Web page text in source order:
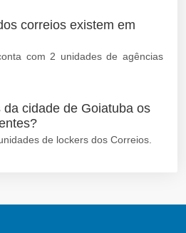
correios existem em
com 2 unidades de agências
cidade de Goiatuba os
de lockers dos Correios.